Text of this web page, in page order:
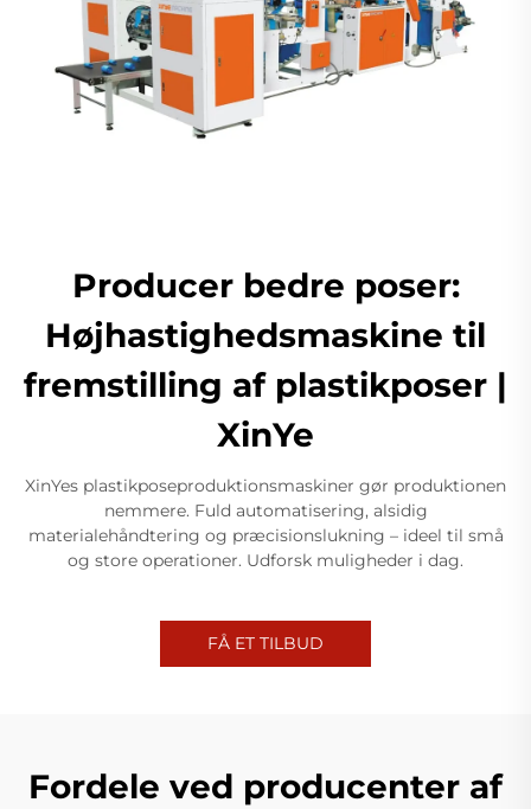
Producer bedre poser:
Højhastighedsmaskine til
fremstilling af plastikposer |
XinYe
XinYes plastikposeproduktionsmaskiner gør produktionen
nemmere. Fuld automatisering, alsidig
materialehåndtering og præcisionslukning – ideel til små
og store operationer. Udforsk muligheder i dag.
FÅ ET TILBUD
Fordele ved producenter af